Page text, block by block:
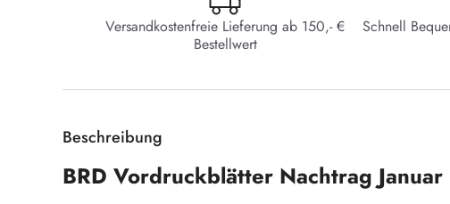
Versandkostenfreie Lieferung ab 150,- €
Bestellwert
Schnell
Beschreibung
BRD Vordruckblätter Nachtrag